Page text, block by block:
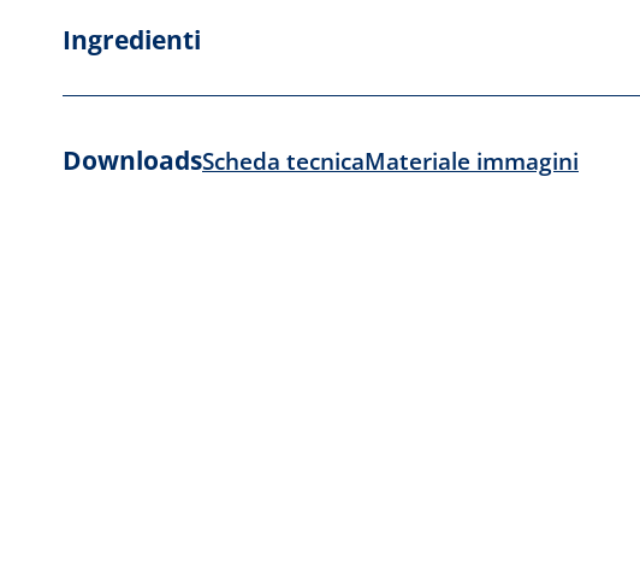
Ingredienti
DownloadsScheda tecnicaMateriale immagini